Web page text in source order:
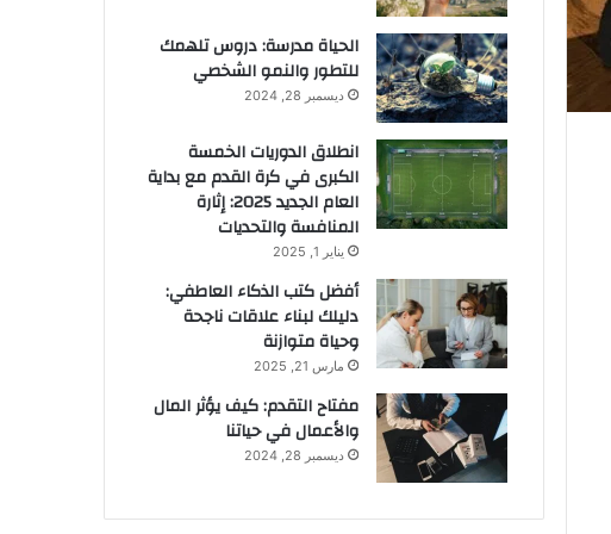
الحياة مدرسة: دروس تلهمك
للتطور والنمو الشخصي
ديسمبر 28, 2024
انطلاق الدوريات الخمسة
الكبرى في كرة القدم مع بداية
العام الجديد 2025: إثارة
المنافسة والتحديات
يناير 1, 2025
أفضل كتب الذكاء العاطفي:
دليلك لبناء علاقات ناجحة
وحياة متوازنة
مارس 21, 2025
مفتاح التقدم: كيف يؤثر المال
والأعمال في حياتنا
ديسمبر 28, 2024